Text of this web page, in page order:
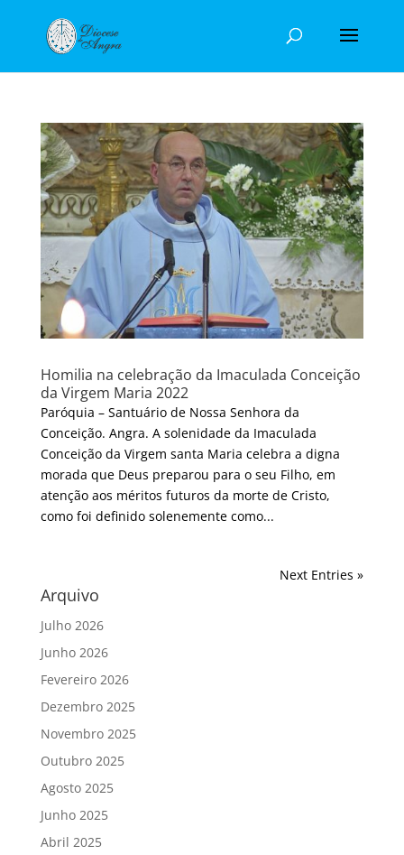
Homilia na celebração da Imaculada Conceição
da Virgem Maria 2022
Paróquia – Santuário de Nossa Senhora da
Conceição. Angra. A solenidade da Imaculada
Conceição da Virgem santa Maria celebra a digna
morada que Deus preparou para o seu Filho, em
atenção aos méritos futuros da morte de Cristo,
como foi definido solenemente como...
Next Entries »
Arquivo
Julho 2026
Junho 2026
Fevereiro 2026
Dezembro 2025
Novembro 2025
Outubro 2025
Agosto 2025
Junho 2025
Abril 2025